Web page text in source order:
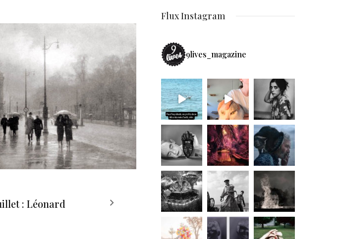
: Léonard
Flux Instagram
9lives_magazine